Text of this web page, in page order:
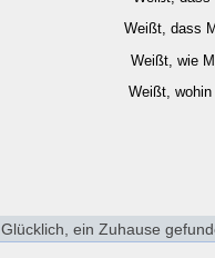
Weißt, dass
Weißt, wie
Weißt,
Glücklich, ein Zuhause